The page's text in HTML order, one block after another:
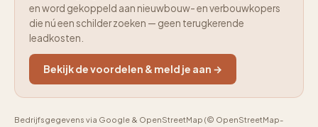
en word gekoppeld aan nieuwbouw- en verbouwkopers
die nú een schilder zoeken — geen terugkerende
leadkosten.
Bekijk de voordelen & meld je aan →
Bedrijfsgegevens via Google & OpenStreetMap (© OpenStreetMap-